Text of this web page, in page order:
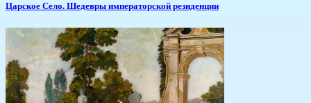
Царское Село. Шедевры императорской резиденции